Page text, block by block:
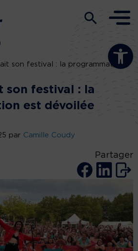
Ouvrir la
son festival : la programmation
son festival : la
est dévoilée
par Camille Coudy
Partager